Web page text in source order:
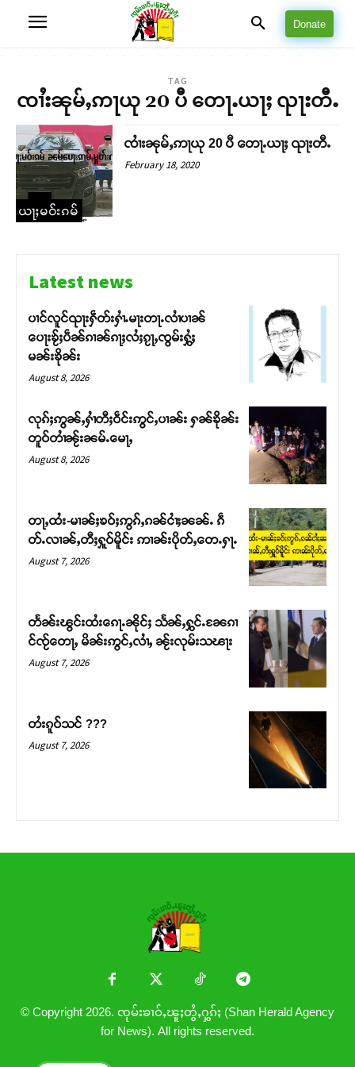
တႃႇႁႂ်ႈသဵင်ၵၢင်ၸႂ်ၵူၼ်းမိူင်း ၵူႈတီႈၵူႈလႅၼ်ပေႃးတေၸွ
တ်ႇ တူဝ်ႈလုမ်ႈၾႃႉၼၼ်ႉ ၶဝ်ႈႁူမ်ႈၵမ်ႉထႅမ် ၸုမ်းၶၢ
ဝ်ႇၽူႈတွႆႇႁွၵ်ႈ လႆႈယူႇၶႃႈဢေႃႈ။
Donate
TAG
ၸၢႆးၼုမ်ႇဢႃယု 20 ပီ တေႃႉယႃႈ ၺႃးတီႉ
ယႃႈမဝ်းၵမ်
ၸၢႆးၼုမ်ႇဢႃယု 20 ပီ တေႃႉယႃႈ ၺႃးတီႉ
February 18, 2020
Latest news
ပၢင်လူင်ၺႃးႁဵတ်းႁၢႆႉမႃးတႃႉလၢႆပၢၼ် ​​
ပေႃးၶႂ်ႈပဵၼ်ၵၢၼ်ၵႃႈလႆႈၵႂႃႇၸွမ်းႁွႆႈ
မၼ်းၶိုၼ်း
August 8, 2026
လုၵ်ႈဢွၼ်ႇႁၢႆတီႈဝဵင်းဢွင်ႇပၢၼ်း ႁၼ်ၶိုၼ်း
တူဝ်တၢႆၼႂ်းၼမ်ႉမေႃႇ
August 8, 2026
တႃႇထႆး-မၢၼ်ႈၶဝ်ႈဢွၵ်ႇၵၼ်ငၢႆႈၼၼ်ႉ ၵဵ
တ်ႉလၢၼ်ႇတီႈႁူဝ်မိူင်း ဢၢၼ်းပိုတ်ႇတေႉႁႃႉ
August 7, 2026
တႅၼ်းၽွင်းထႆးၵေႃႉၼိုင်ႈ သႅၼ်ႇႁွင်ႉၼႄၵၢ
င်ၸႂ်တေႃႇ မိၼ်းဢွင်ႇလၢႆႇ ၼႂ်းလုမ်းသၽႃး
August 7, 2026
တႆးၵူဝ်သင် ???
August 7, 2026
© Copyright 2026. ၸုမ်းၶၢဝ်ႇၽူႈတွႆႇႁွၵ်ႈ (Shan Herald Agency
for News). All rights reserved.